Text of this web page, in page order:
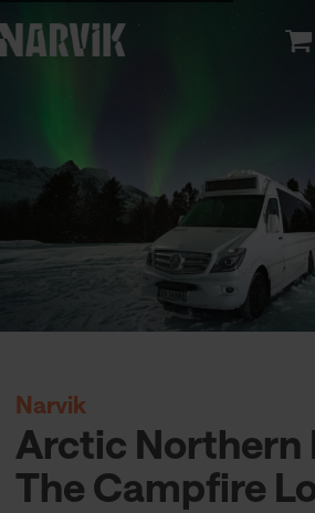
Narvik
Arctic Northern
The Campfire